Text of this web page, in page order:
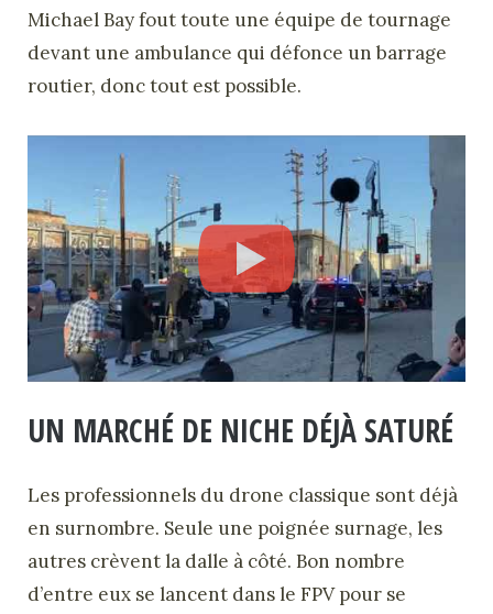
Michael Bay fout toute une équipe de tournage
devant une ambulance qui défonce un barrage
routier, donc tout est possible.
UN MARCHÉ DE NICHE DÉJÀ SATURÉ
Les professionnels du drone classique sont déjà
en surnombre. Seule une poignée surnage, les
autres crèvent la dalle à côté. Bon nombre
d’entre eux se lancent dans le FPV pour se